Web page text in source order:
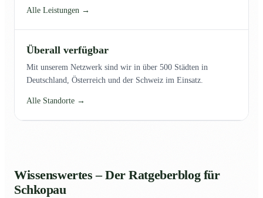
Alle Leistungen →
Überall verfügbar
Mit unserem Netzwerk sind wir in über 500 Städten in
Deutschland, Österreich und der Schweiz im Einsatz.
Alle Standorte →
Wissenswertes – Der Ratgeberblog für
Schkopau